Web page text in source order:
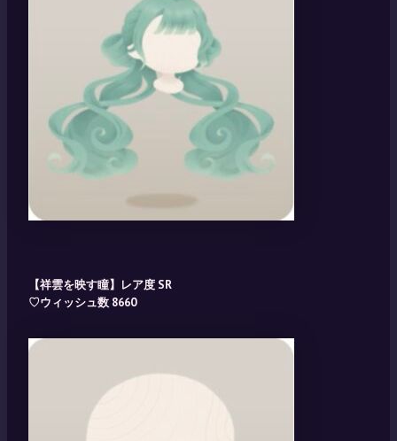
【祥雲を映す瞳】レア度 SR
♡ウィッシュ数 8660